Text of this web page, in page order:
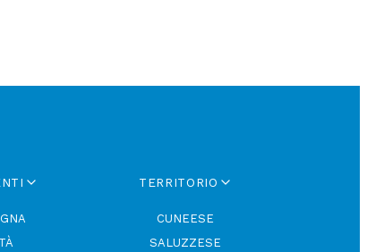
TERRITORIO
CUNEESE
SALUZZESE